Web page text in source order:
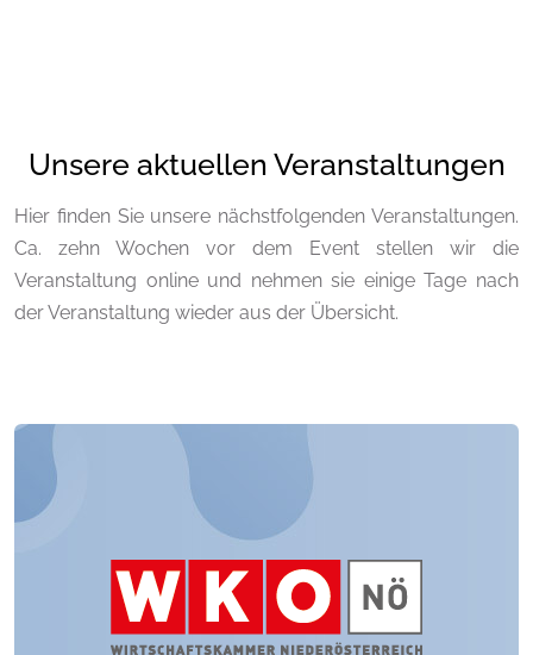
Unsere aktuellen Veranstaltungen
Hier finden Sie unsere nächstfolgenden Veranstaltungen.
Ca. zehn Wochen vor dem Event stellen wir die
Veranstaltung online und nehmen sie einige Tage nach
der Veranstaltung wieder aus der Übersicht.